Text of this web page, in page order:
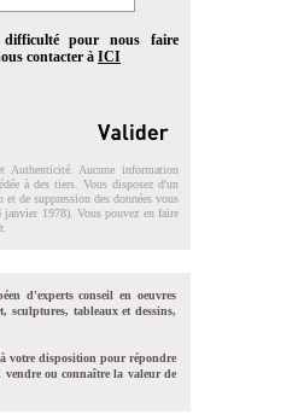
pour nous faire
contacter à ICI
Authenticité. Aucune information
à des tiers. Vous disposez d'un
de suppression des données vous
1978). Vous pouvez en faire
.
d'experts conseil en oeuvres
sculptures, tableaux et dessins,
votre disposition pour répondre
vendre ou connaître la valeur de